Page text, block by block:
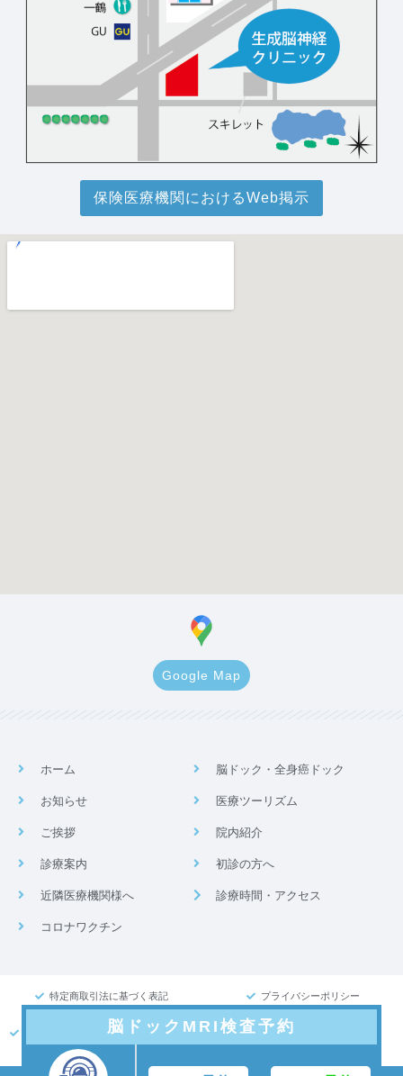
保険医療機関におけるWeb掲示
Google Map
ホーム
お知らせ
ご挨拶
診療案内
近隣医療機関様へ
コロナワクチン
脳ドック・全身癌ドック
医療ツーリズム
院内紹介
初診の方へ
診療時間・アクセス
特定商取引法に基づく表記
医療DX推進体制整備加算に関する掲
示
プライバシーポリシー
脳ドックMRI検査予約